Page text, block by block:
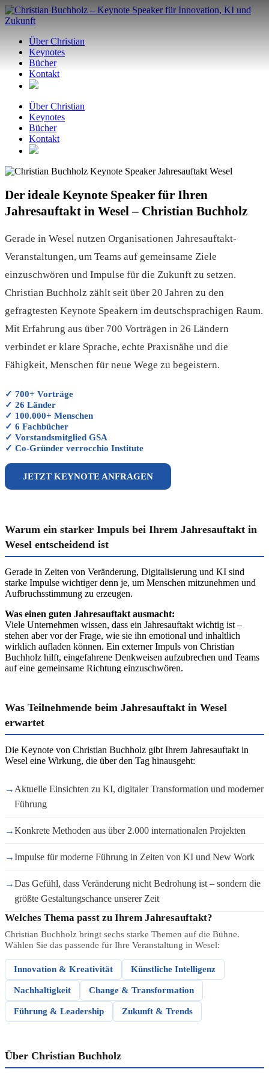
Zum
Inhalt
Über Christian
Keynotes
Bücher
Kontakt
Über Christian
Keynotes
Bücher
Kontakt
Der ideale Keynote Speaker für Ihren
Jahresauftakt in Wesel – Christian Buchholz
Gerade in Wesel nutzen Organisationen Jahresauftakt-
Veranstaltungen, um Teams auf gemeinsame Ziele
einzuschwören und Impulse für die Zukunft zu setzen.
Christian Buchholz zählt seit über 20 Jahren zu den
gefragtesten Keynote Speakern im deutschsprachigen Raum.
Mit Erfahrung aus über 700 Vorträgen in 26 Ländern
verbindet er klare Sprache, echte Praxisnähe und die
Fähigkeit, Menschen für neue Wege zu begeistern.
✓ 700+ Vorträge
✓ 26 Länder
✓ 100.000+ Menschen
✓ 6 Fachbücher
✓ Vorstandsmitglied GSA
✓ Co-Gründer verrocchio Institute
JETZT KEYNOTE ANFRAGEN
Warum ein starker Impuls bei Ihrem Jahresauftakt in
Wesel entscheidend ist
Gerade in Zeiten von Veränderung, Digitalisierung und KI sind
starke Impulse wichtiger denn je, um Menschen mitzunehmen und
Aufbruchsstimmung zu erzeugen.
Was einen guten Jahresauftakt ausmacht:
Viele Unternehmen wissen, dass ein Jahresauftakt wichtig ist –
stehen aber vor der Frage, wie sie ihn emotional und inhaltlich
wirklich aufladen können. Ein externer Impuls von Christian
Buchholz hilft, eingefahrene Denkweisen aufzubrechen und Teams
auf eine gemeinsame Richtung einzuschwören.
Was Teilnehmende beim Jahresauftakt in Wesel
erwartet
Die Keynote von Christian Buchholz gibt Ihrem Jahresauftakt in
Wesel eine Wirkung, die über den Tag hinausgeht:
→ Aktuelle Einsichten zu KI, digitaler Transformation und moderner
Führung
→Konkrete Methoden aus über 2.000 internationalen Projekten
→Impulse für moderne Führung in Zeiten von KI und New Work
→Das Gefühl, dass Veränderung nicht Bedrohung ist – sondern die
größte Gestaltungschance unserer Zeit
Welches Thema passt zu Ihrem Jahresauftakt?
Christian Buchholz bringt sechs starke Themen auf die Bühne.
Wählen Sie das passende für Ihre Veranstaltung in Wesel:
Innovation & Kreativität Künstliche Intelligenz
Nachhaltigkeit Change & Transformation
Führung & Leadership Zukunft & Trends
Über Christian Buchholz